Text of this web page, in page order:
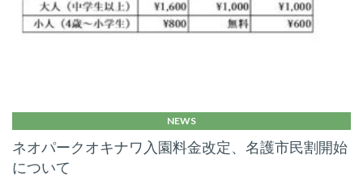
NEWS
ネオパークオキナワ入園料金改定、名護市民割開始
について